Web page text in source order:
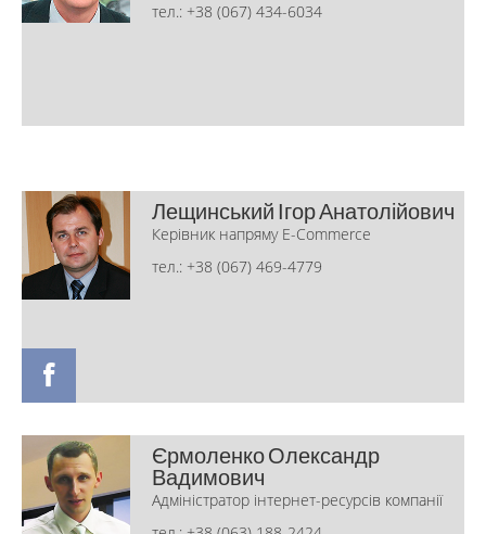
тел.: +38 (067) 434-6034
Лещинський Ігор Анатолійович
Керівник напряму E-Commerce
тел.: +38 (067) 469-4779
Єрмоленко Олександр
Вадимович
Адміністратор інтернет-ресурсів компанії